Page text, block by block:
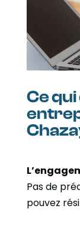
Ce
Pas de
pouvez